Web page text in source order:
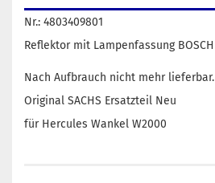
Nr.: 4803409801
Reflektor mit Lampenfassung BOSCH
Nach Aufbrauch nicht mehr lieferbar.
Original SACHS Ersatzteil Neu
für Hercules Wankel W2000